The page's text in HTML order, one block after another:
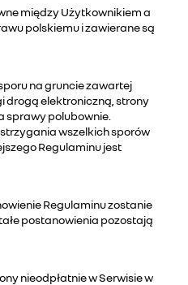
między Użytkownikiem a
polskiemu i zawierane są
na gruncie zawartej
drogą elektroniczną, strony
sprawy polubownie.
wszelkich sporów
Regulaminu jest
Regulaminu zostanie
postanowienia pozostają
nieodpłatnie w Serwisie w